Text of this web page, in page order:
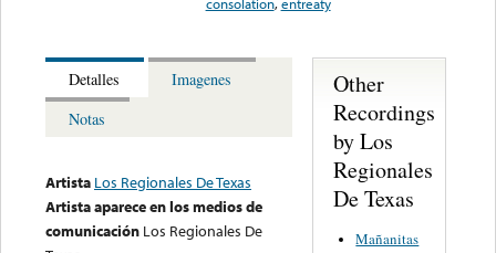
Detalles
Imagenes
Notas
Artista Los Regionales De Texas
Artista aparece en los medios de
comunicación Los Regionales De
Other
Recordings
by Los
Regionales
De Texas
Mañanitas